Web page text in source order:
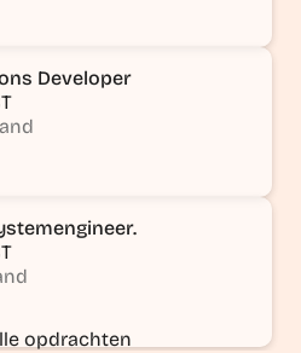
Developer
opdrachten